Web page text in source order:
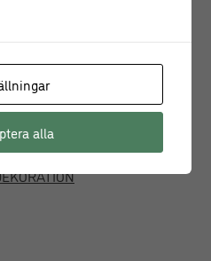
alla